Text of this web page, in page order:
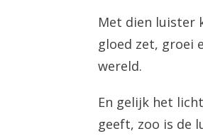
Met dien luister
gloed zet, groei
wereld.
En gelijk het
geeft, zoo is de